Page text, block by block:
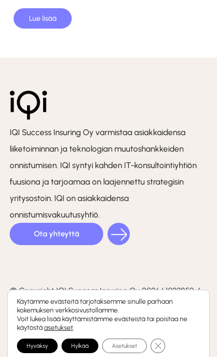
Lue lisää
IQI Success Insuring Oy varmistaa asiakkaidensa
liiketoiminnan ja teknologian muutoshankkeiden
onnistumisen. IQI syntyi kahden IT-konsultointiyhtiön
fuusiona ja tarjoamaa on laajennettu strategisin
yritysostoin. IQI on asiakkaidensa
onnistumisvakuutusyhtiö.
Ota yhteyttä
(F)
© Copyright IQI Success Insuring Oy 2026 | 1923859-6
Tietosuojaseloste
Whistleblowing-kanava
Käytämme evästeitä tarjotaksemme sinulle parhaan
kokemuksen verkkosivustollamme.
Voit lukea lisää käyttämistämme evästeistä tai poistaa ne
käytöstäasetukset.
Hyväksy Hylkää Asetukset Sulje evästebanneri